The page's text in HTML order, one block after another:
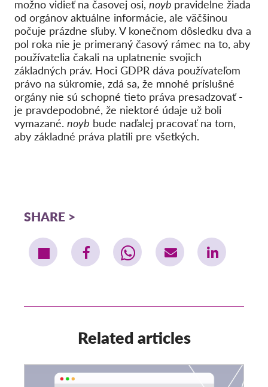
možno vidieť na časovej osi, noyb pravidelne žiada
od orgánov aktuálne informácie, ale väčšinou
počuje prázdne sľuby. V konečnom dôsledku dva a
pol roka nie je primeraný časový rámec na to, aby
používatelia čakali na uplatnenie svojich
základných práv. Hoci GDPR dáva používateľom
právo na súkromie, zdá sa, že mnohé príslušné
orgány nie sú schopné tieto práva presadzovať -
je pravdepodobné, že niektoré údaje už boli
vymazané. noyb bude naďalej pracovať na tom,
aby základné práva platili pre všetkých.
SHARE
Related articles